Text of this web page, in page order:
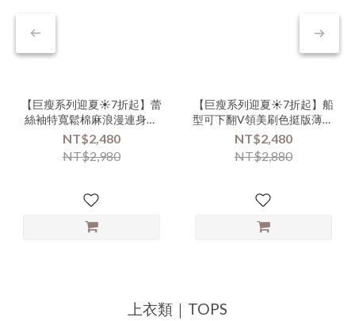
【巨瘦系列迎夏☀️7折起】蕾
絲袖特寬鬆棉麻浪漫連身長
洋裝-xxx-000112▶
NT$2,480
NT$2,980
【巨瘦系列迎夏☀️7折起】船
型可下翻V領美刷色挺版薄單
寧背心裙-nnn-000105▶
NT$2,480
NT$2,880
上衣類｜TOPS